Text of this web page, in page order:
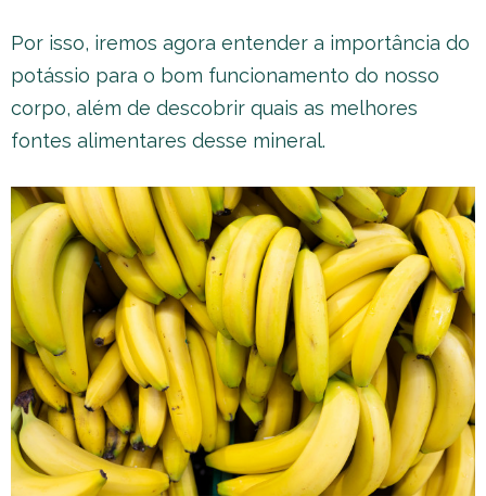
Por isso, iremos agora entender a importância do
potássio para o bom funcionamento do nosso
corpo, além de descobrir quais as melhores
fontes alimentares desse mineral.